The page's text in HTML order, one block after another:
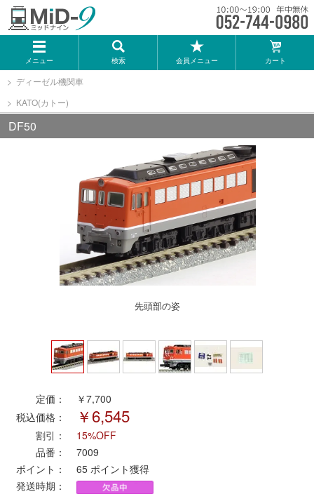
メニュー 検索 会員メニュー カート
メーカー一覧
TOMIX
KATO
トミーテック
マイクロエース
Bトレインショーティー
タカラトミー（プラレール）
ポポンデッタ
さんけい
トラムウェイ
ディーゼル機関車
KATO(カトー)
DF50
先頭部の姿
定価：
￥7,700
税込価格：
￥6,545
割引：
15%OFF
品番：
7009
ポイント：
65 ポイント獲得
発送時期：